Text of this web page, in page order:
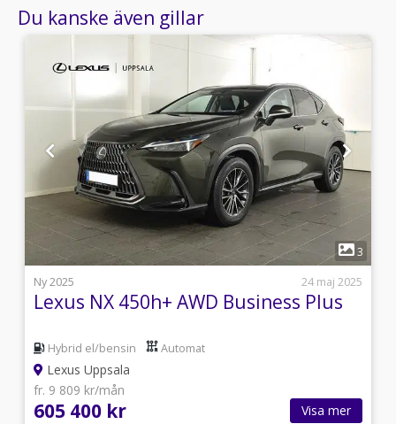
Du kanske även gillar
1
3
Ny 2025
24 maj 2025
Lexus NX 450h+ AWD Business Plus
Hybrid el/bensin Automat
Lexus Uppsala
fr. 9 809 kr/mån
605 400 kr Visa mer